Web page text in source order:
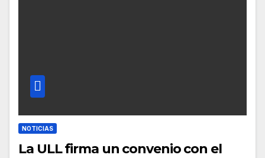
NOTICIAS
La ULL firma un convenio con el